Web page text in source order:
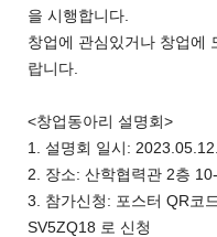
을 시행합니다.
창업에 관심있거나 창업에
랍니다.
<창업동아리 설명회>
1. 설명회 일시:
2. 장소: 산학협력관 2층
3. 참가신청: 포스터 QR코
SV5ZQ18 로 신청